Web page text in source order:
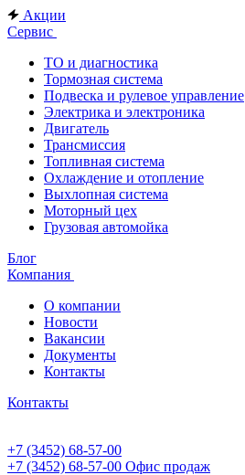
Акции
Сервис
ТО и диагностика
Тормозная система
Подвеска и рулевое управление
Электрика и электроника
Двигатель
Трансмиссия
Топливная система
Охлаждение и отопление
Выхлопная система
Моторный цех
Грузовая автомойка
Блог
Компания
О компании
Новости
Вакансии
Документы
Контакты
Контакты
+7 (3452) 68-57-00
+7 (3452) 68-57-00 Офис продаж